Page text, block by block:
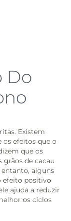
Do
Existem
os efeitos que o
que os
grãos de cacau
alguns
efeito positivo
ajuda a reduzir
os ciclos